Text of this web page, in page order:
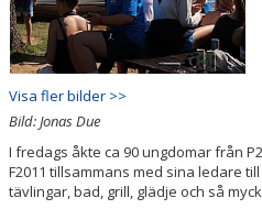
Visa fler bilder >>
Bild: Jonas Due
I fredags åkte ca 90 ungdomar från
F2011 tillsammans med sina ledare
tävlingar, bad, grill, glädje och så